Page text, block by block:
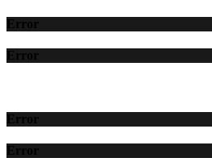
Error
Error
Error
Error